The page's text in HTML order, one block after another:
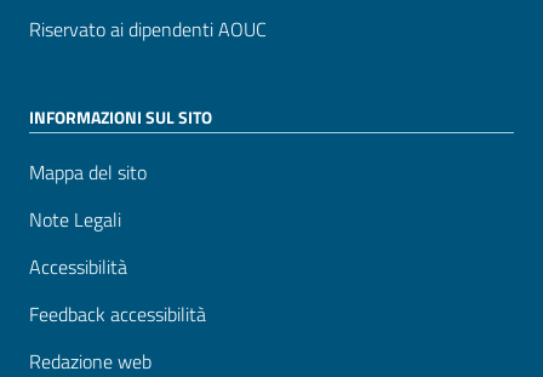
Riservato ai dipendenti AOUC
INFORMAZIONI SUL SITO
Mappa del sito
Note Legali
Accessibilità
Feedback accessibilità
Redazione web